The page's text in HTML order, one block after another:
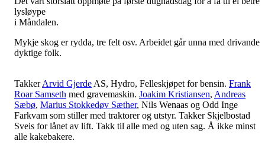
lysløype
i Måndalen.
Mykje skog er rydda, tre felt osv. Arbeidet går unna med drivande
dyktige folk.
TakkerArvid Gjerde AS, Hydro, Felleskjøpet for bensin. Frank
Roar Samseth med gravemaskin. Joakim Kristiansen, Andreas
Sæbø, Marius Stokkedøv Sæther, Nils Wenaas og Odd Inge
Farkvam som stiller med traktorer og utstyr. Takker Skjelbostad
Sveis for lånet av lift. Takk til alle med og uten sag. Å ikke minst
alle kakebakere.